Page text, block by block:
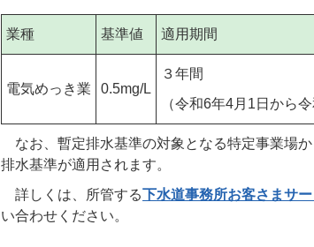
業種 基準値 適用期間
電気めっき業 0.5mg/L
３年間
（令和6年4月1日から
なお、暫定排水基準の対象となる特定事業場
排水基準が適用されます。
詳しくは、所管する下水道事務所お客さまサ
い合わせください。